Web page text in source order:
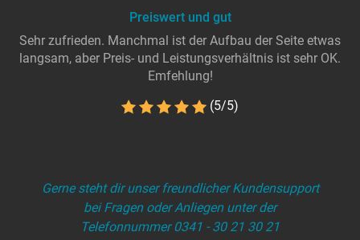
Preiswert und gut
Sehr zufrieden. Manchmal ist der Aufbau der Seite etwas
langsam, aber Preis- und Leistungsverhältnis ist sehr OK.
Emfehlung!
(5/5)
Gerne steht dir unser freundlicher Kundensupport
bei Fragen oder Anliegen unter der
Telefonnummer 0341 - 30 21 30 21